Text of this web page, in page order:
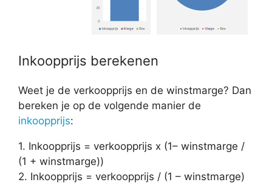
Inkoopprijs berekenen
Weet je de verkoopprijs en de winstmarge? Dan
bereken je op de volgende manier de
inkoopprijs:
1. Inkoopprijs = verkoopprijs x (1– winstmarge /
(1 + winstmarge))
2. Inkoopprijs = verkoopprijs / (1 – winstmarge)